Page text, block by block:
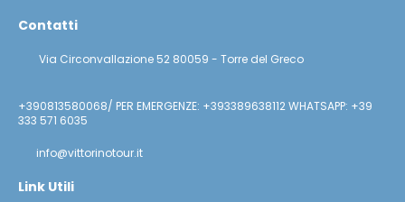
Contatti
Via Circonvallazione 52 80059 - Torre del Greco
+390813580068/ PER EMERGENZE: +393389638112 WHATSAPP: +39
333 571 6035
info@vittorinotour.it
Link Utili